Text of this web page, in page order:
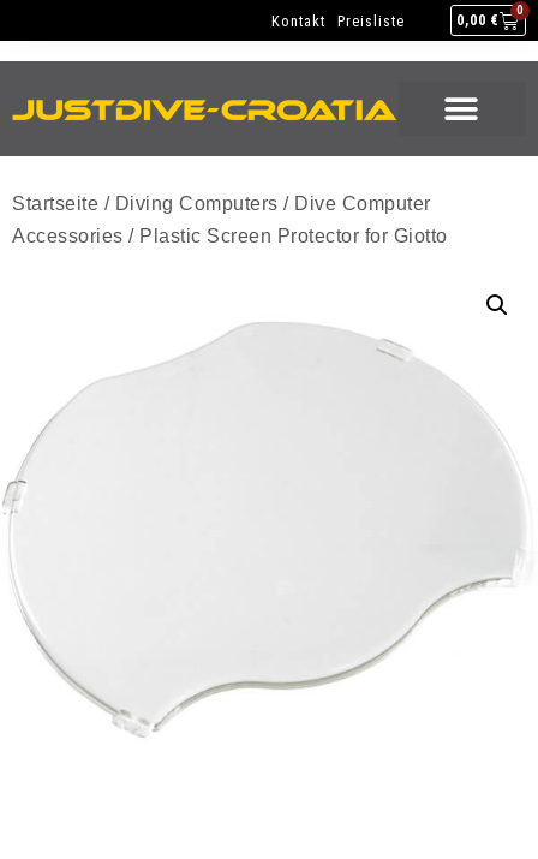
0,00 €
0
Kontakt Preisliste
Startseite / Diving Computers / Dive Computer
Accessories / Plastic Screen Protector for Giotto